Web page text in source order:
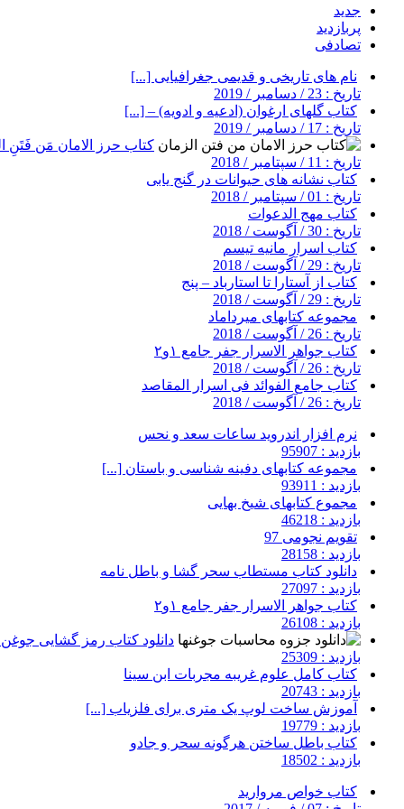
جدید
پربازدید
تصادفی
نام های تاریخی و قدیمی جغرافیایی [...]
تاریخ : 23 / دسامبر / 2019
کتاب گلهای ارغوان (ادعیه و ادویه) – [...]
تاریخ : 17 / دسامبر / 2019
کتاب حرز الامان مَن فَتَنِ
تاریخ : 11 / سپتامبر / 2018
کتاب نشانه های حیوانات در گنج یابی
تاریخ : 01 / سپتامبر / 2018
کتاب مهج الدعوات
تاریخ : 30 / آگوست / 2018
کتاب اسرار مانیه تیسم
تاریخ : 29 / آگوست / 2018
کتاب از آستارا تا استارباد – پنج
تاریخ : 29 / آگوست / 2018
مجموعه کتابهای میرداماد
تاریخ : 26 / آگوست / 2018
کتاب جواهر الاسرار جفر جامع ۱و۲
تاریخ : 26 / آگوست / 2018
کتاب جامع الفوائد فی اسرار المقاصد
تاریخ : 26 / آگوست / 2018
نرم افزار اندروید ساعات سعد و نحس
بازدید : 95907
مجموعه کتابهای دفینه شناسی و باستان [...]
بازدید : 93911
مجموع کتابهای شیخ بهایی
بازدید : 46218
تقویم نجومی 97
بازدید : 28158
دانلود کتاب مستطاب سحر گشا و باطل نامه
بازدید : 27097
کتاب جواهر الاسرار جفر جامع ۱و۲
بازدید : 26108
دانلود کتاب رمز گشایی
بازدید : 25309
کتاب کامل علوم غریبه مجربات ابن سینا
بازدید : 20743
آموزش ساخت لوپ یک متری برای فلزیاب [...]
بازدید : 19779
کتاب باطل ساختن هرگونه سحر و جادو
بازدید : 18502
کتاب خواص مروارید